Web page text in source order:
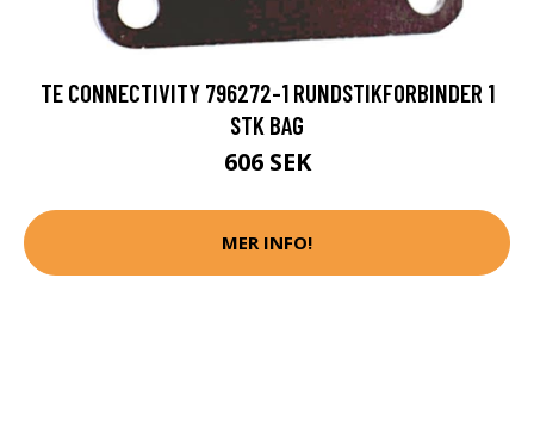
TE CONNECTIVITY 796272-1 RUNDSTIKFORBINDER 1
STK BAG
606 SEK
MER INFO!